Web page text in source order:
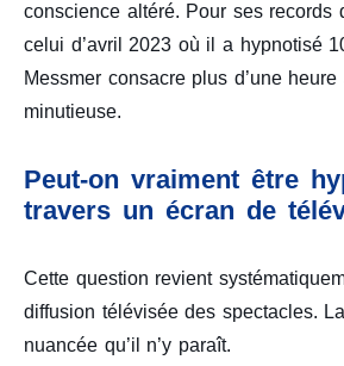
conscience altéré. Pour ses records
celui d’avril 2023 où il a hypnotisé
Messmer consacre plus d’une
minutieuse.
Peut-on vraiment être
travers un écran de
Cette question revient
diffusion télévisée des spectacles.
nuancée qu’il n’y paraît.